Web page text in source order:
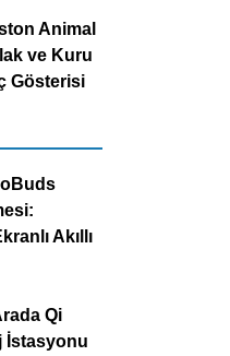
Animal
ve Kuru
Gösterisi
Akıllı
Qi
İstasyonu